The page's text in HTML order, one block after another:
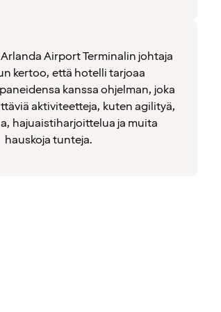
Airport Terminalin johtaja
kertoo, että hotelli tarjoaa
kanssa ohjelman, joka
aktiviteetteja, kuten agilityä,
hajuaistiharjoittelua ja muita
hauskoja tunteja.